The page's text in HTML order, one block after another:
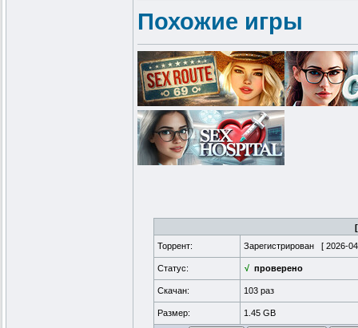
Похожие игры
Торрент:
Зарегистрирован [ 2026-
Статус: √ проверено
Скачан: 103 раз
Размер: 1.45 GB